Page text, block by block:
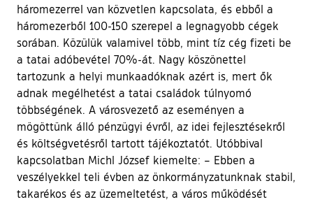
háromezerrel van közvetlen kapcsolata, és ebből a
háromezerből 100-150 szerepel a legnagyobb cégek
sorában. Közülük valamivel több, mint tíz cég fizeti be
a tatai adóbevétel 70%-át. Nagy köszönettel
tartozunk a helyi munkaadóknak azért is, mert ők
adnak megélhetést a tatai családok túlnyomó
többségének. A városvezető az eseményen a
mögöttünk álló pénzügyi évről, az idei fejlesztésekről
és költségvetésről tartott tájékoztatót. Utóbbival
kapcsolatban Michl József kiemelte: – Ebben a
veszélyekkel teli évben az önkormányzatunknak stabil,
takarékos és az üzemeltetést, a város működését